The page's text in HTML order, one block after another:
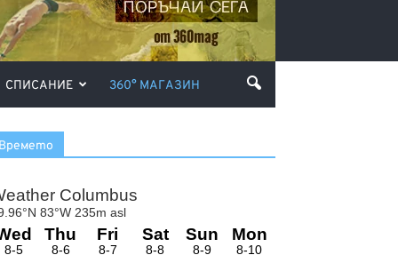
СПИСАНИЕ 360° МАГАЗИН